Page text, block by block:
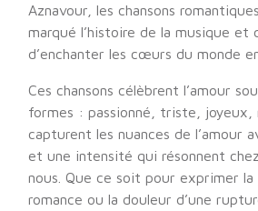
Aznavour, les chansons
marqué l’histoire de la musique et
d’enchanter les cœurs du monde
Ces chansons célèbrent l’amour
formes : passionné, triste, joyeux,
capturent les nuances de l’amour
et une intensité qui résonnent
nous. Que ce soit pour exprimer la
romance ou la douleur d’une